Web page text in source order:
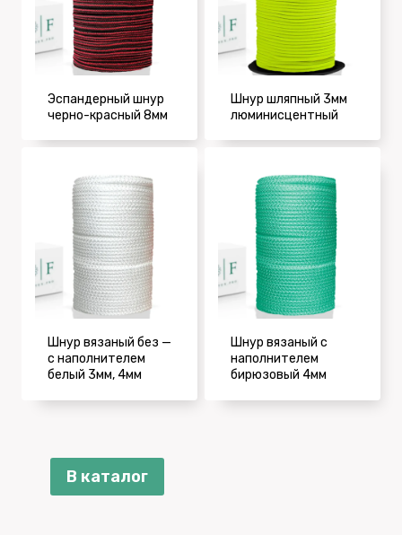
Эспандерный шнур
черно-красный 8мм
Шнур шляпный 3мм
люминисцентный
Шнур вязаный без —
с наполнителем
белый 3мм, 4мм
Шнур вязаный с
наполнителем
бирюзовый 4мм
В каталог